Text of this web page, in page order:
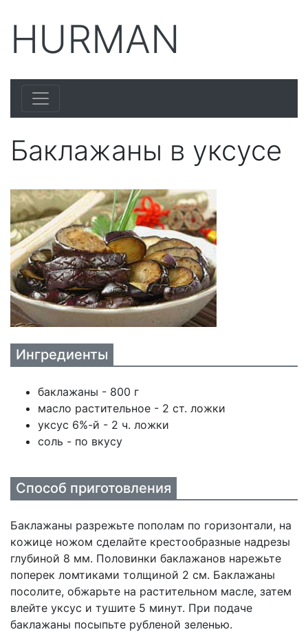
HURMAN
Баклажаны в уксусе
Ингредиенты
баклажаны - 800 г
масло растительное - 2 ст. ложки
уксус 6%-й - 2 ч. ложки
соль - по вкусу
Способ приготовления
Баклажаны разрежьте пополам по горизонтали, на
кожице ножом сделайте крестообразные надрезы
глубиной 8 мм. Половинки баклажанов нарежьте
поперек ломтиками толщиной 2 см. Баклажаны
посолите, обжарьте на растительном масле, затем
влейте уксус и тушите 5 минут. При подаче
баклажаны посыпьте рубленой зеленью.